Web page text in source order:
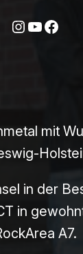
Instagram
YouTube
mit
in der
in
A7.